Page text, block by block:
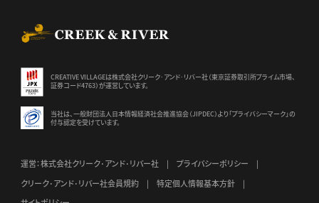
CREATIVE VILLAGEは株式会社クリーク･アンド･リバー社（東京証券取引所プライム市場、
証券コード4763）が運営しています。
当社は、一般財団法人日本情報経済社会推進協会（JIPDEC）より 「プライバシーマーク」の
付与認定を受けています。
運営：株式会社クリーク･アンド･リバー社
プライバシーポリシー
クリーク･アンド･リバー社会員規約
特定個人情報基本方針